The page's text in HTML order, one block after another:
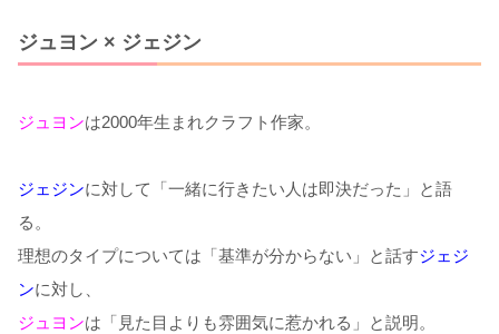
ジュヨン × ジェジン
ジュヨンは2000年生まれクラフト作家。
ジェジンに対して「一緒に行きたい人は即決だった」と語
る。
理想のタイプについては「基準が分からない」と話すジェジ
ンに対し、
ジュヨンは「見た目よりも雰囲気に惹かれる」と説明。